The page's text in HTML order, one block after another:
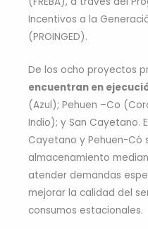
Incentivos a la
(PROINGED).
De los ocho proyectos
encuentran en
(Azul); Pehuen –Co
Indio); y San Cayetano.
Cayetano y Pehuen-Có
almacenamiento
atender demandas
mejorar la calidad del
consumos estacionales.